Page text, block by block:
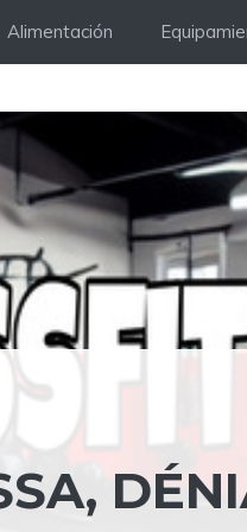
Alimentación